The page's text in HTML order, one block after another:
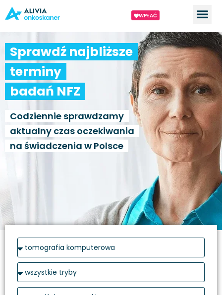
WPŁAĆ
Sprawdź najbliższe
terminy
badań NFZ
Codziennie sprawdzamy
aktualny czas oczekiwania
na świadczenia w Polsce